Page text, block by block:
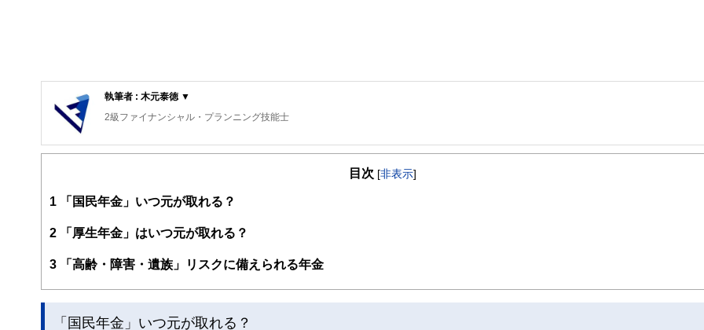
執筆者 : 木元泰徳 ▼
2級ファイナンシャル・プランニング技能士
目次 [非表示]
1 「国民年金」いつ元が取れる？
2 「厚生年金」はいつ元が取れる？
3 「高齢・障害・遺族」リスクに備えられる年金
「国民年金」いつ元が取れる？